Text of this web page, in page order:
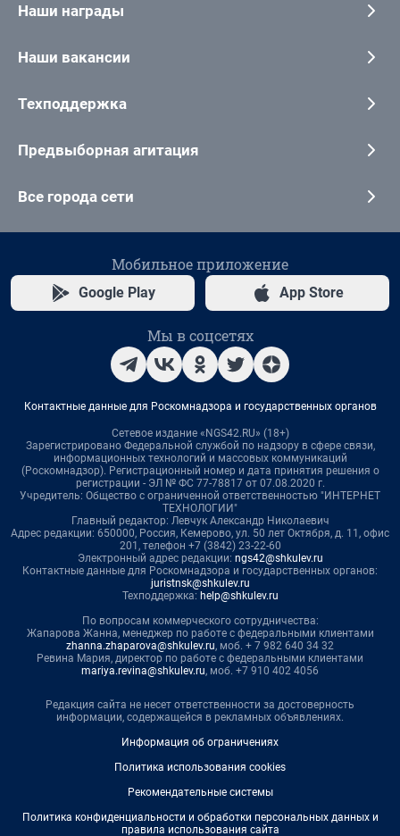
Наши награды
Наши вакансии
Техподдержка
Предвыборная агитация
Все города сети
Мобильное приложение
Google Play App Store
Мы в соцсетях
Контактные данные для Роскомнадзора и государственных органов
Сетевое издание «NGS42.RU» (18+)
Зарегистрировано Федеральной службой по надзору в сфере связи,
информационных технологий и массовых коммуникаций
(Роскомнадзор). Регистрационный номер и дата принятия решения о
регистрации - ЭЛ № ФС 77-78817 от 07.08.2020 г.
Учредитель: Общество с ограниченной ответственностью "ИНТЕРНЕТ
ТЕХНОЛОГИИ"
Главный редактор: Левчук Александр Николаевич
Адрес редакции: 650000, Россия, Кемерово, ул. 50 лет Октября, д. 11, офис
201, телефон +7 (3842) 23-22-60
Электронный адрес редакции: ngs42@shkulev.ru
Контактные данные для Роскомнадзора и государственных органов:
juristnsk@shkulev.ru
Техподдержка: help@shkulev.ru
По вопросам коммерческого сотрудничества:
Жапарова Жанна, менеджер по работе с федеральными клиентами
zhanna.zhaparova@shkulev.ru, моб. + 7 982 640 34 32
Ревина Мария, директор по работе с федеральными клиентами
mariya.revina@shkulev.ru, моб. +7 910 402 4056
Редакция сайта не несет ответственности за достоверность
информации, содержащейся в рекламных объявлениях.
Информация об ограничениях
Политика использования cookies
Рекомендательные системы
Политика конфиденциальности и обработки персональных данных и
правила использования сайта